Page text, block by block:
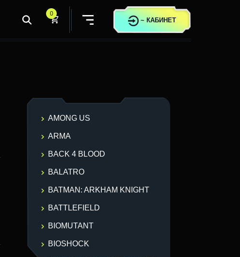
0
~ КАБИНЕТ
AMONG US
ARMA
BACK 4 BLOOD
BALATRO
BATMAN: ARKHAM KNIGHT
BATTLEFIELD
BIOMUTANT
BIOSHOCK